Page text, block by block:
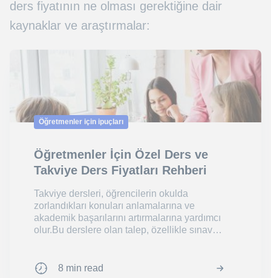
ders fiyatının ne olması gerektiğine dair
kaynaklar ve araştırmalar:
Öğretmenler için ipuçları
Öğretmenler İçin Özel Ders ve
Takviye Ders Fiyatları Rehberi
Takviye dersleri, öğrencilerin okulda
zorlandıkları konuları anlamalarına ve
akademik başarılarını artırmalarına yardımcı
olur.Bu derslere olan talep, özellikle sınav
8 min read